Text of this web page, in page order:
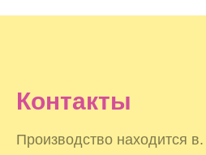
Контакты
Производство находится